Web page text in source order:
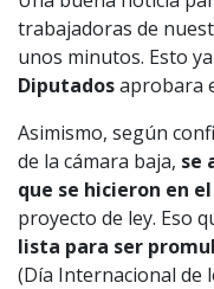
trabajadoras de
unos minutos. Esto
Diputadosaprobara
Asimismo, según
de la cámara baja, se
que se hicieron en
proyecto de ley. Eso
lista para ser
(Día Internacional de